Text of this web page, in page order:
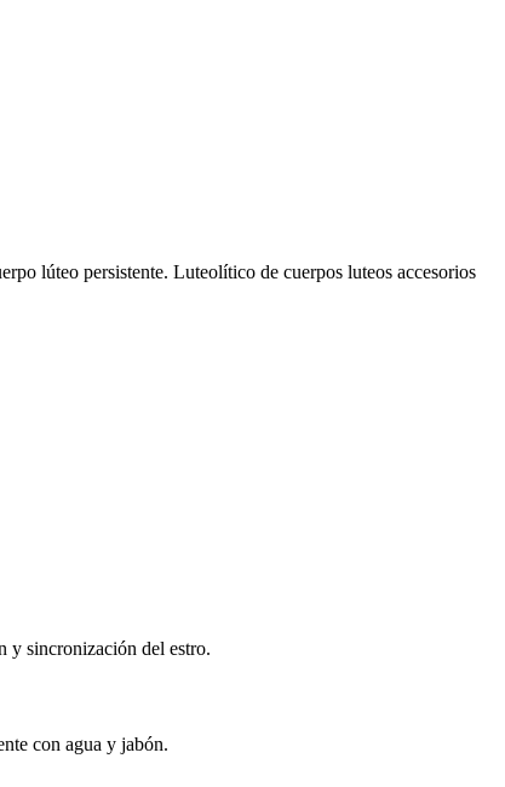
lúteo persistente. Luteolítico de cuerpos luteos accesorios
y sincronización del estro.
con agua y jabón.